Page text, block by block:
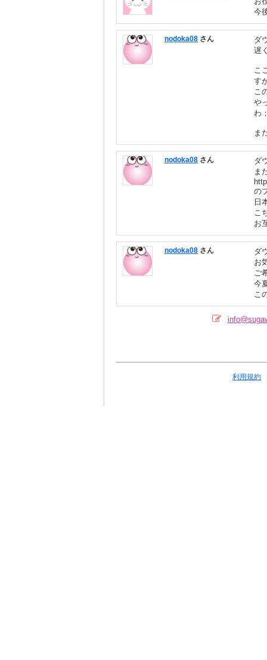
今
nodoka08 さん
ダ
遅
こ
す
こ
や
わ
ま
nodoka08 さん
ダ
ま
の
日
こ
お
nodoka08 さん
ダ
お
ご
今
こ
利用規約